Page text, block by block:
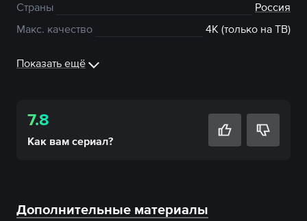
Страны
Россия
Макс. качество
4К (только на ТВ)
Показать ещё
7.8
Как вам сериал?
Дополнительные материалы